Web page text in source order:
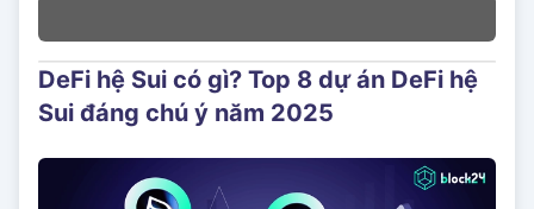
DeFi hệ Sui có gì? Top 8 dự án DeFi hệ
Sui đáng chú ý năm 2025